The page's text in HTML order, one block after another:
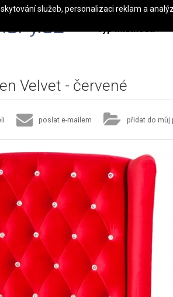
Typ místnosti
Velvet - červené
poslat e-mailem přidat do můj
služeb, personalizaci reklam a